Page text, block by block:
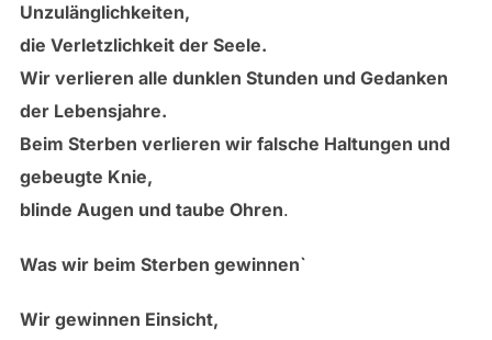
Unzulänglichkeiten,
die Verletzlichkeit der Seele.
Wir verlieren alle dunklen Stunden und Gedanken
der Lebensjahre.
Beim Sterben verlieren wir falsche Haltungen und
gebeugte Knie,
blinde Augen und taube Ohren.
Was wir beim Sterben gewinnen`
Wir gewinnen Einsicht,